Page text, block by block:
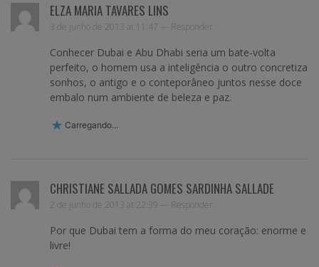
ELZA MARIA TAVARES LINS
3 de junho de 2013 at 11:47 — Responder
Conhecer Dubai e Abu Dhabi seria um bate-volta
perfeito, o homem usa a inteligência o outro concretiza
sonhos, o antigo e o conteporâneo juntos nesse doce
embalo num ambiente de beleza e paz.
Carregando...
CHRISTIANE SALLADA GOMES SARDINHA SALLADE
2 de junho de 2013 at 22:39 — Responder
Por que Dubai tem a forma do meu coração: enorme e
livre!